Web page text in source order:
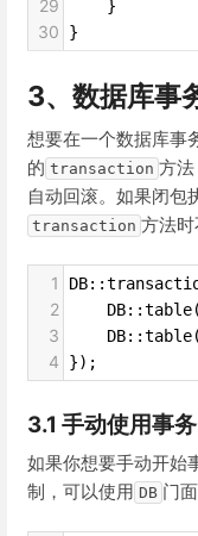
29
    }
30 }
3、数据库事
想要在一个数据库事
的 transaction 方
自动回滚。如果闭包
transaction 方法时
1
2
3
4 });
3.1 手动使用事务
如果你想要手动开始
制，可以使用 DB 门